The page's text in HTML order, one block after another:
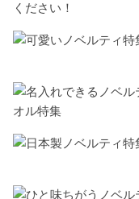
ください！